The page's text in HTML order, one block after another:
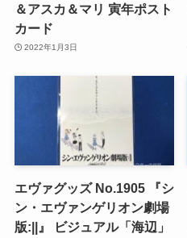
＆アスカ＆マリ 寅年ポスト
カード
2022年1月3日
エヴァグッズ No.1905 『シ
ン・エヴァンゲリオン劇場
版:||』 ビジュアル「海辺」